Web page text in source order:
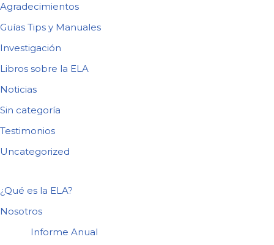
Agradecimientos
Guías Tips y Manuales
Investigación
Libros sobre la ELA
Noticias
Sin categoría
Testimonios
Uncategorized
¿Qué es la ELA?
Nosotros
Informe Anual